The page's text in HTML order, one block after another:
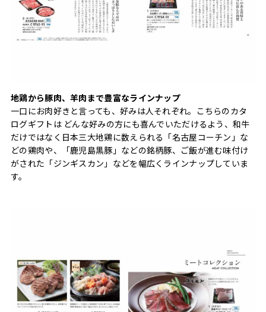
地鶏から豚肉、羊肉まで豊富なラインナップ
一口にお肉好きと言っても、好みは人それぞれ。こちらのカタ
ログギフトは どんな好みの方にも喜んでいただけるよう、和牛
だけではなく日本三大地鶏に数えられる「名古屋コーチン」な
どの鶏肉や、「鹿児島黒豚」などの銘柄豚、ご飯が進む味付け
がされた「ジンギスカン」などを幅広くラインナップしていま
す。